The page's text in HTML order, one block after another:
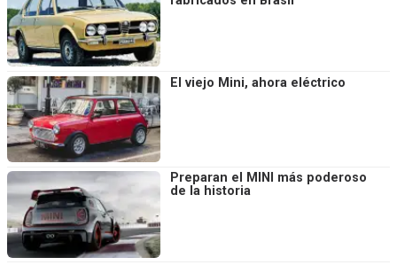
El viejo Mini, ahora eléctrico
Preparan el MINI más poderoso
de la historia